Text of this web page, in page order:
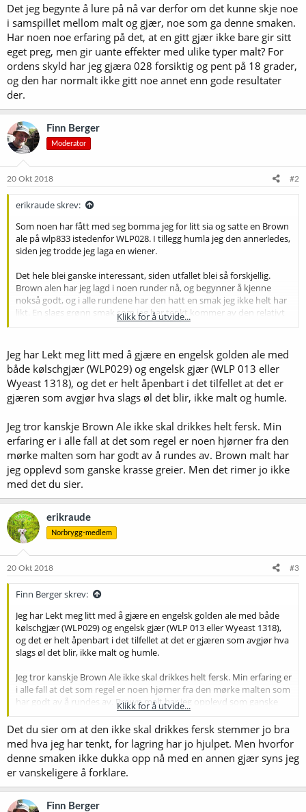
Det jeg begynte å lure på nå var derfor om det kunne skje noe
i samspillet mellom malt og gjær, noe som ga denne smaken.
Har noen noe erfaring på det, at en gitt gjær ikke bare gir sitt
eget preg, men gir uante effekter med ulike typer malt? For
ordens skyld har jeg gjæra 028 forsiktig og pent på 18 grader,
og den har normalt ikke gitt noe annet enn gode resultater
der.
Finn Berger
Moderator
20 Okt 2018 #2
erikraude skrev:
Som noen har fått med seg bomma jeg for litt sia og satte en Brown
ale på wlp833 istedenfor WLP028. I tillegg humla jeg den annerledes,
siden jeg trodde jeg laga en wiener.
Det hele blei ganske interessant, siden utfallet blei så forskjellig.
Brown alen har jeg lagd i noen runder nå, og begynner å kjenne
nokså godt, og i alle rundene har den hatt en smak jeg ikke helt har
likt. En slags grønn smak som jeg har tenkt kommer av den relativt
store mengden victory malt (1 kg til 25 liter). Smaken synes å avta
uansett etter noen minutter i glasset. Det er åpenbart ganske
flyktige greier.
028 er en gjær jeg har brukt mye, og det er bare i dette ølet jeg får
den smaken, så jeg har ikke tenkt på gjæra som en kilde, men i den
Det kan selvsagt være humla jeg har brukt har skylda, men det er
snakk om litt northern brewer for bitterhet og litt EKG for smak, hhv
25 og 20 g, så jeg hadde ikke forventa noe sånt derfra. Hvis det er
humla er det selvsagt ikke noen vits i å leite lenger, men jeg hadde
ikke tenkt det.
Det jeg begynte å lure på nå var derfor om det kunne skje noe i
samspillet mellom malt og gjær, noe som ga denne smaken. Har
noen noe erfaring på det, at en gitt gjær ikke bare gir sitt eget preg,
men gir uante effekter med ulike typer malt? For ordens skyld har
jeg gjæra 028 forsiktig og pent på 18 grader, og den har normalt ikke
gitt noe annet enn gode resultater der.
Klikk for å utvide...
Jeg har Lekt meg litt med å gjære en engelsk golden ale med
både kølschgjær (WLP029) og engelsk gjær (WLP 013 eller
Wyeast 1318), og det er helt åpenbart i det tilfellet at det er
gjæren som avgjør hva slags øl det blir, ikke malt og humle.
Jeg tror kanskje Brown Ale ikke skal drikkes helt fersk. Min
erfaring er i alle fall at det som regel er noen hjørner fra den
mørke malten som har godt av å rundes av. Brown malt har
jeg opplevd som ganske krasse greier. Men det rimer jo ikke
med det du sier.
erikraude
Norbrygg-medlem
20 Okt 2018 #3
Finn Berger skrev:
Jeg har Lekt meg litt med å gjære en engelsk golden ale med både
kølschgjær (WLP029) og engelsk gjær (WLP 013 eller Wyeast 1318),
og det er helt åpenbart i det tilfellet at det er gjæren som avgjør hva
slags øl det blir, ikke malt og humle.
Jeg tror kanskje Brown Ale ikke skal drikkes helt fersk. Min erfaring er
i alle fall at det som regel er noen hjørner fra den mørke malten som
har godt av å rundes av. Brown malt har jeg opplevd som ganske
krasse greier. Men det rimer jo ikke med det du sier.
Klikk for å utvide...
Det du sier om at den ikke skal drikkes fersk stemmer jo bra
med hva jeg har tenkt, for lagring har jo hjulpet. Men hvorfor
denne smaken ikke dukka opp nå med en annen gjær syns jeg
er vanskeligere å forklare.
Finn Berger